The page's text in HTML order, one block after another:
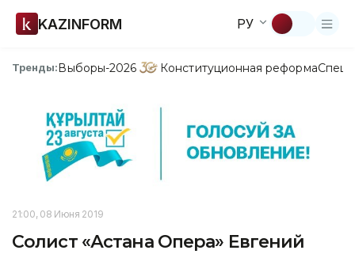
KAZINFORM РУ
Тренды:Выборы-2026 Конституционная реформа
21:00, 08 Июня 2019
Солист «Астана Опера» Евгений